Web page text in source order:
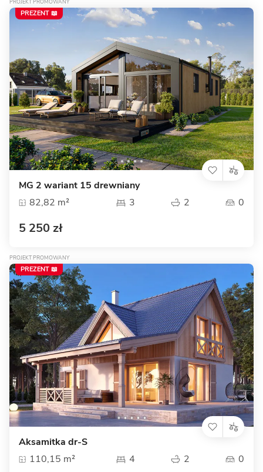
PROJEKT PROMOWANY
MG 2 wariant 15 drewniany
82,82 m²
3 2 0
5 250 zł
PREZENT 📖
PROJEKT PROMOWANY
Aksamitka dr-S
110,15 m²
4 2 0
PREZENT 📖